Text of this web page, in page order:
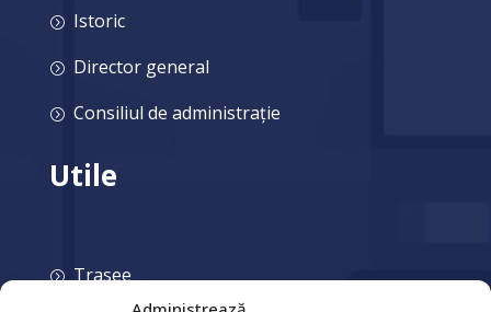
= Istoric
= Director general
= Consiliul de administrație
Utile
= Trasee